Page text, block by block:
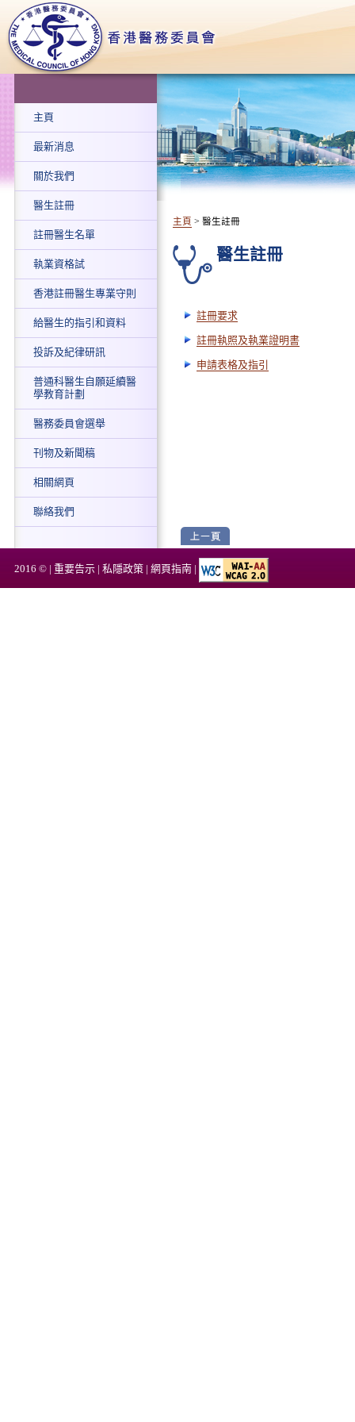
主頁
最新消息
關於我們
醫生註冊
註冊醫生名單
執業資格試
香港註冊醫生專業守則
給醫生的指引和資料
投訴及紀律研訊
普通科醫生自願延續醫
學教育計劃
醫務委員會選舉
刊物及新聞稿
相關網頁
聯絡我們
主頁 > 醫生註冊
醫生註冊
註冊要求
註冊執照及執業證明書
申請表格及指引
2016 © | 重要告示 | 私隱政策 | 網頁指南 |